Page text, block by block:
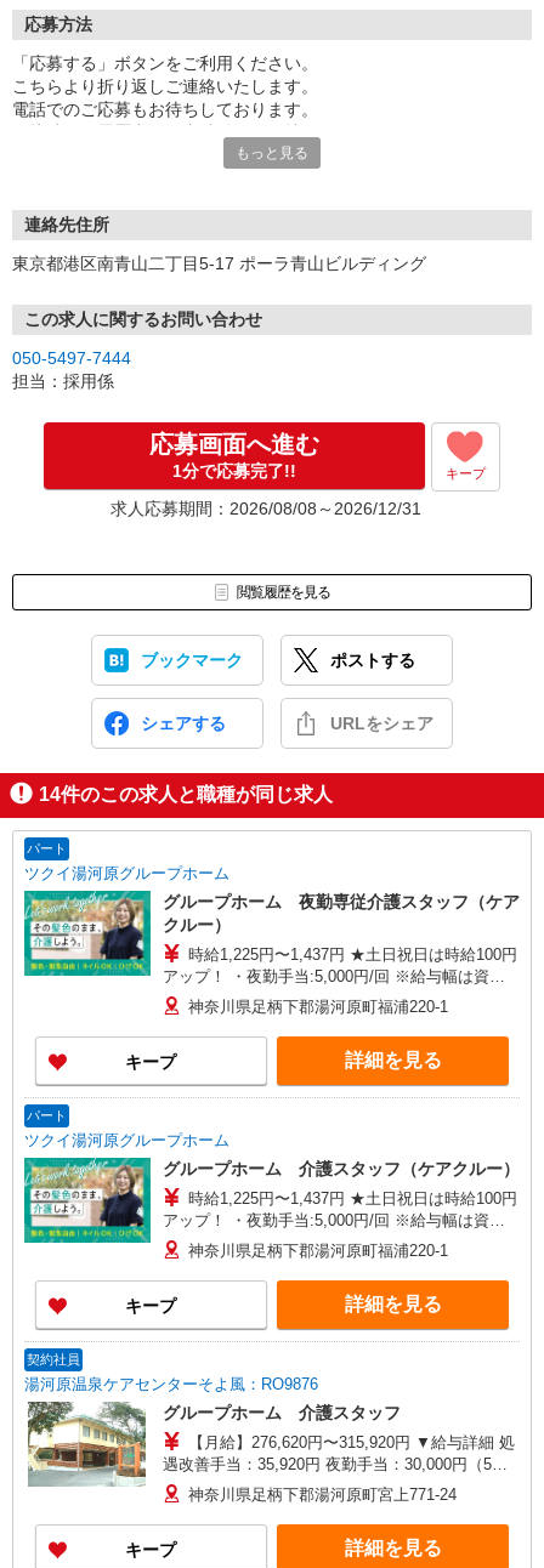
応募方法
「応募する」ボタンをご利用ください。
こちらより折り返しご連絡いたします。
電話でのご応募もお待ちしております。
※お電話でのお問い合わせは、光IP電話、及びIP電話からはご利用
もっと見る
連絡先住所
東京都港区南青山二丁目5-17 ポーラ青山ビルディング
この求人に関するお問い合わせ
050-5497-7444
担当：採用係
応募画面へ進む
1分で応募完了!! キープ
求人応募期間：2026/08/08～2026/12/31
閲覧履歴を見る
ブックマーク ポストする
シェアする URLをシェア
14件のこの求人と職種が同じ求人
パート
ツクイ湯河原グループホーム
グループホーム 夜勤専従介護スタッフ（ケア
クルー）
時給1,225円〜1,437円 ★土日祝日は時給100円
アップ！ ・夜勤手当:5,000円/回 ※給与幅は資
格・経験等による
神奈川県足柄下郡湯河原町福浦220-1
キープ 詳細を見る
パート
ツクイ湯河原グループホーム
グループホーム 介護スタッフ（ケアクルー）
時給1,225円〜1,437円 ★土日祝日は時給100円
アップ！ ・夜勤手当:5,000円/回 ※給与幅は資
格・経験等による
神奈川県足柄下郡湯河原町福浦220-1
キープ 詳細を見る
契約社員
湯河原温泉ケアセンターそよ風：RO9876
グループホーム 介護スタッフ
【月給】276,620円〜315,920円 ▼給与詳細 処
遇改善手当：35,920円 夜勤手当：30,000円（5回
分） ※6回目以降は1回6,000円支給 ▼下記別途支
給 通勤手当 年末年始手当：380円/時 寸志あり：
年2回（6月・12月） ※業績による 特別報酬：平
均26.6万円（最高額109万円） ※2025年6月支給実
神奈川県足柄下郡湯河原町宮上771-24
キープ 詳細を見る